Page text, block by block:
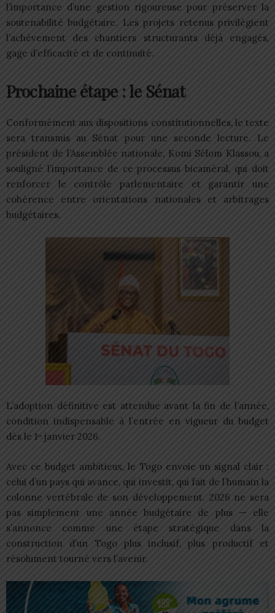
l’importance d’une gestion rigoureuse pour préserver la
soutenabilité budgétaire. Les projets retenus privilégient
l’achèvement des chantiers structurants déjà engagés,
gage d’efficacité et de continuité.
Prochaine étape : le Sénat
Conformément aux dispositions constitutionnelles, le texte
sera transmis au Sénat pour une seconde lecture. Le
président de l’Assemblée nationale, Komi Sélom Klassou, a
souligné l’importance de ce processus bicaméral, qui doit
renforcer le contrôle parlementaire et garantir une
cohérence entre orientations nationales et arbitrages
budgétaires.
L’adoption définitive est attendue avant la fin de l’année,
condition indispensable à l’entrée en vigueur du budget
dès le 1ᵉʳ janvier 2026.
Avec ce budget ambitieux, le Togo envoie un signal clair :
celui d’un pays qui avance, qui investit, qui fait de l’humain la
colonne vertébrale de son développement. 2026 ne sera
pas simplement une année budgétaire de plus — elle
s’annonce comme une étape stratégique dans la
construction d’un Togo plus inclusif, plus productif et
résolument tourné vers l’avenir.